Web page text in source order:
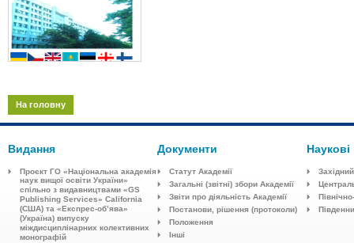
На головну
Видання
Проєкт ГО «Національна академія
наук вищої освіти України»
спільно з видавництвaми «GS
Publishing Services» California
(США) та «Експрес-об’ява»
(Україна) випуску
міждисциплінарних колективних
монографій
Документи
Статут Академії
Загальні (звітні) збори Академії
Звіти про діяльність Академії
Постанови, рішення (протоколи)
Положення
Інші
Західний